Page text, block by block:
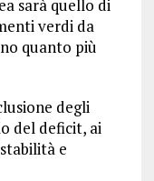
sarà quello di
verdi da
quanto più
degli
del deficit, ai
e